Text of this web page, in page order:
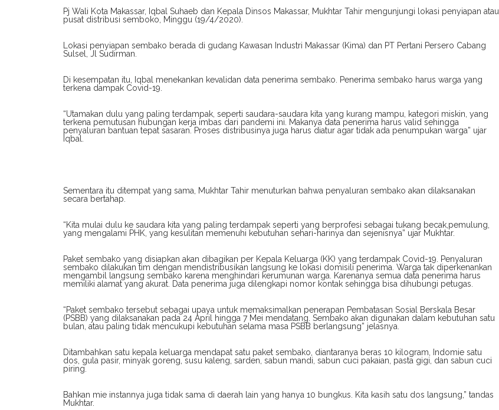
Pj Wali Kota Makassar, Iqbal Suhaeb dan Kepala Dinsos Makassar, Mukhtar Tahir mengunjungi lokasi penyiapan atau
pusat distribusi semboko, Minggu (19/4/2020).
Lokasi penyiapan sembako berada di gudang Kawasan Industri Makassar (Kima) dan PT Pertani Persero Cabang
Sulsel, Jl Sudirman.
Di kesempatan itu, Iqbal menekankan kevalidan data penerima sembako. Penerima sembako harus warga yang
terkena dampak Covid-19.
“Utamakan dulu yang paling terdampak, seperti saudara-saudara kita yang kurang mampu, kategori miskin, yang
terkena pemutusan hubungan kerja imbas dari pandemi ini. Makanya data penerima harus valid sehingga
penyaluran bantuan tepat sasaran. Proses distribusinya juga harus diatur agar tidak ada penumpukan warga” ujar
Iqbal.
Sementara itu ditempat yang sama, Mukhtar Tahir menuturkan bahwa penyaluran sembako akan dilaksanakan
secara bertahap.
“Kita mulai dulu ke saudara kita yang paling terdampak seperti yang berprofesi sebagai tukang becak,pemulung,
yang mengalami PHK, yang kesulitan memenuhi kebutuhan sehari-harinya dan sejenisnya” ujar Mukhtar.
Paket sembako yang disiapkan akan dibagikan per Kepala Keluarga (KK) yang terdampak Covid-19. Penyaluran
sembako dilakukan tim dengan mendistribusikan langsung ke lokasi domisili penerima. Warga tak diperkenankan
mengambil langsung sembako karena menghindari kerumunan warga. Karenanya semua data penerima harus
memiliki alamat yang akurat. Data penerima juga dilengkapi nomor kontak sehingga bisa dihubungi petugas.
“Paket sembako tersebut sebagai upaya untuk memaksimalkan penerapan Pembatasan Sosial Berskala Besar
(PSBB) yang dilaksanakan pada 24 April hingga 7 Mei mendatang. Sembako akan digunakan dalam kebutuhan satu
bulan, atau paling tidak mencukupi kebutuhan selama masa PSBB berlangsung” jelasnya.
Ditambahkan satu kepala keluarga mendapat satu paket sembako, diantaranya beras 10 kilogram, Indomie satu
dos, gula pasir, minyak goreng, susu kaleng, sarden, sabun mandi, sabun cuci pakaian, pasta gigi, dan sabun cuci
piring.
Bahkan mie instannya juga tidak sama di daerah lain yang hanya 10 bungkus. Kita kasih satu dos langsung,” tandas
Mukhtar.